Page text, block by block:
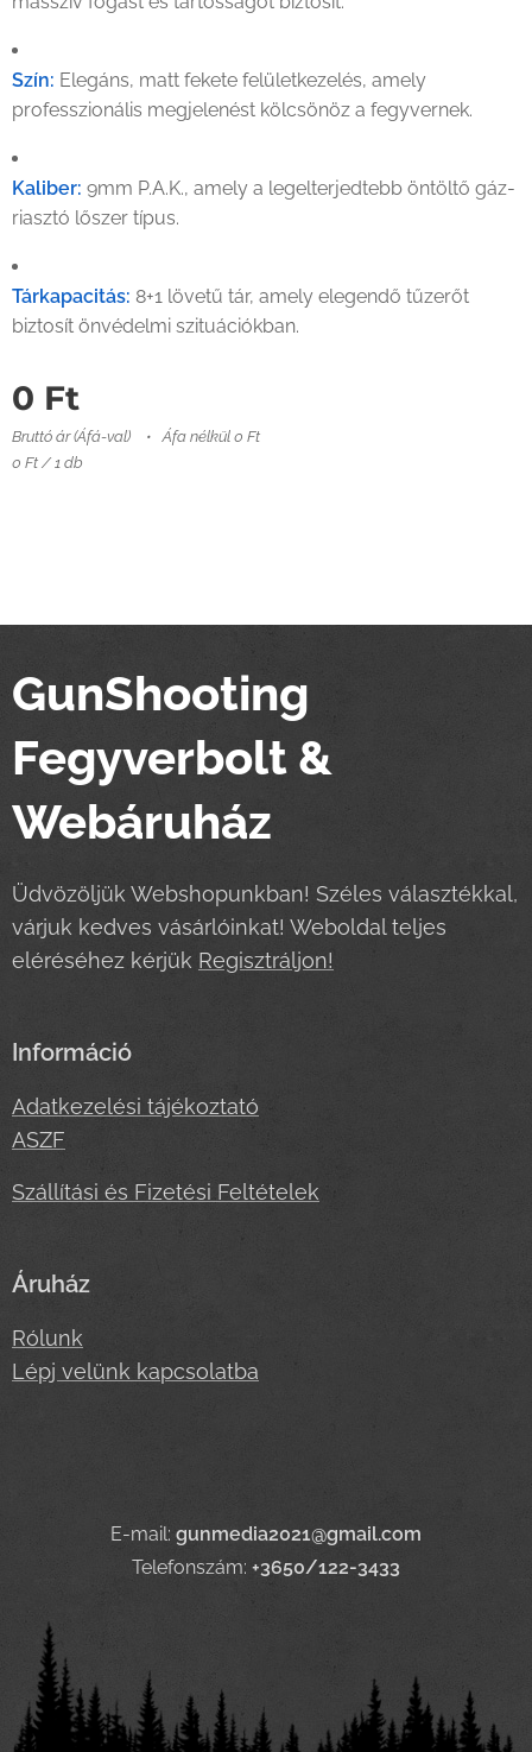
Szín: Elegáns, matt fekete felületkezelés, amely
professzionális megjelenést kölcsönöz a fegyvernek.
Kaliber: 9mm P.A.K., amely a legelterjedtebb öntöltő gáz-
riasztó lőszer típus.
Tárkapacitás: 8+1 lövetű tár, amely elegendő tűzerőt
biztosít önvédelmi szituációkban.
0 Ft
Bruttó ár (Áfá-val)
Áfa nélkül 0 Ft
0 Ft / 1 db
GunShooting
Fegyverbolt &
Webáruház
Üdvözöljük Webshopunkban! Széles választékkal,
várjuk kedves vásárlóinkat! Weboldal teljes
eléréséhez kérjük Regisztráljon!
Információ
Adatkezelési tájékoztató
ASZF
Szállítási és Fizetési Feltételek
Áruház
Rólunk
Lépj velünk kapcsolatba
E-mail: gunmedia2021@gmail.com
Telefonszám: +3650/122-3433